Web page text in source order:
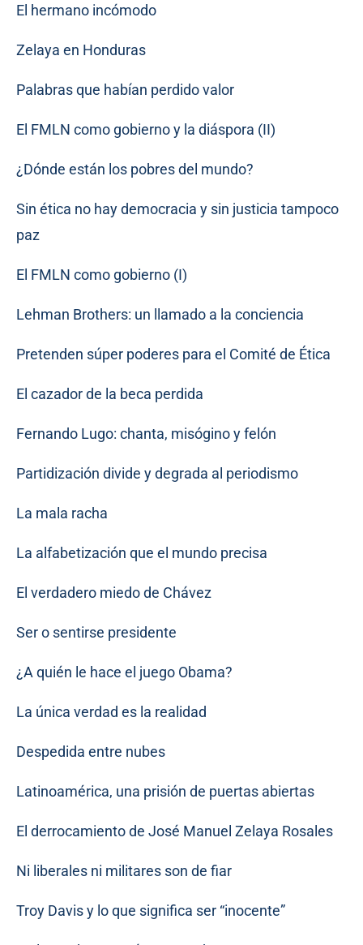
El hermano incómodo
Zelaya en Honduras
Palabras que habían perdido valor
El FMLN como gobierno y la diáspora (II)
¿Dónde están los pobres del mundo?
Sin ética no hay democracia y sin justicia tampoco
paz
El FMLN como gobierno (I)
Lehman Brothers: un llamado a la conciencia
Pretenden súper poderes para el Comité de Ética
El cazador de la beca perdida
Fernando Lugo: chanta, misógino y felón
Partidización divide y degrada al periodismo
La mala racha
La alfabetización que el mundo precisa
El verdadero miedo de Chávez
Ser o sentirse presidente
¿A quién le hace el juego Obama?
La única verdad es la realidad
Despedida entre nubes
Latinoamérica, una prisión de puertas abiertas
El derrocamiento de José Manuel Zelaya Rosales
Ni liberales ni militares son de fiar
Troy Davis y lo que significa ser “inocente”